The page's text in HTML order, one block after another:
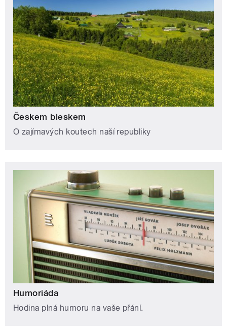
Českem bleskem
O zajímavých koutech naší republiky
Humoriáda
Hodina plná humoru na vaše přání.